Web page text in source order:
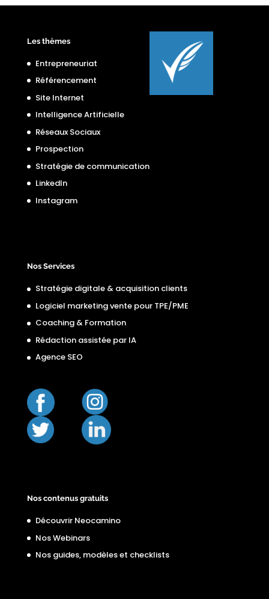
Les thèmes
Entrepreneuriat
Référencement
Site Internet
Intelligence Artificielle
Réseaux Sociaux
Prospection
Stratégie de communication
LinkedIn
Instagram
Nos Services
Stratégie digitale & acquisition clients
Logiciel marketing vente pour TPE/PME
Coaching & Formation
Rédaction assistée par IA
Agence SEO
Nos contenus gratuits
Découvrir Neocamino
Nos Webinars
Nos guides, modèles et checklists